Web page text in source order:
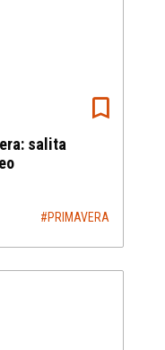
salita
#PRIMAVERA